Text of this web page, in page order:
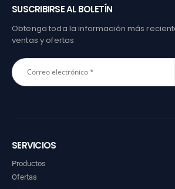
SUSCRIBIRSE AL BOLETÍN
Obtenga toda la información más
ventas y ofertas
SERVICIOS
Productos
Ofertas